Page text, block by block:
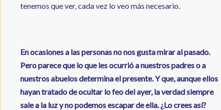
tenemos que ver, cada vez lo veo más necesario.
En ocasiones a las personas no nos gusta mirar al pasado.
Pero parece que lo que les ocurrió a nuestros padres o a
nuestros abuelos determina el presente. Y que, aunque ellos
hayan tratado de ocultar lo feo del ayer, la verdad siempre
sale a la luz y no podemos escapar de ella. ¿Lo crees así?